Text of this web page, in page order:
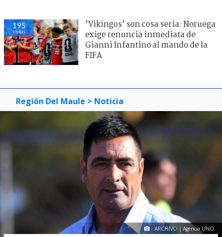
195
visitas
’Vikingos’ son cosa seria: Noruega
exige renuncia inmediata de
Gianni Infantino al mando de la
FIFA
Región Del Maule > Noticia
ARCHIVO | Agencia UNO